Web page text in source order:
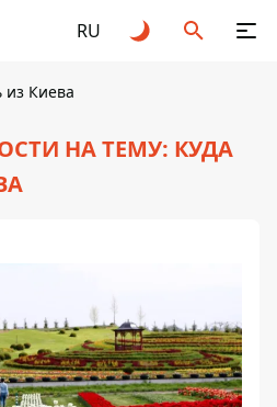
RU
из Киева
НА ТЕМУ: КУДА